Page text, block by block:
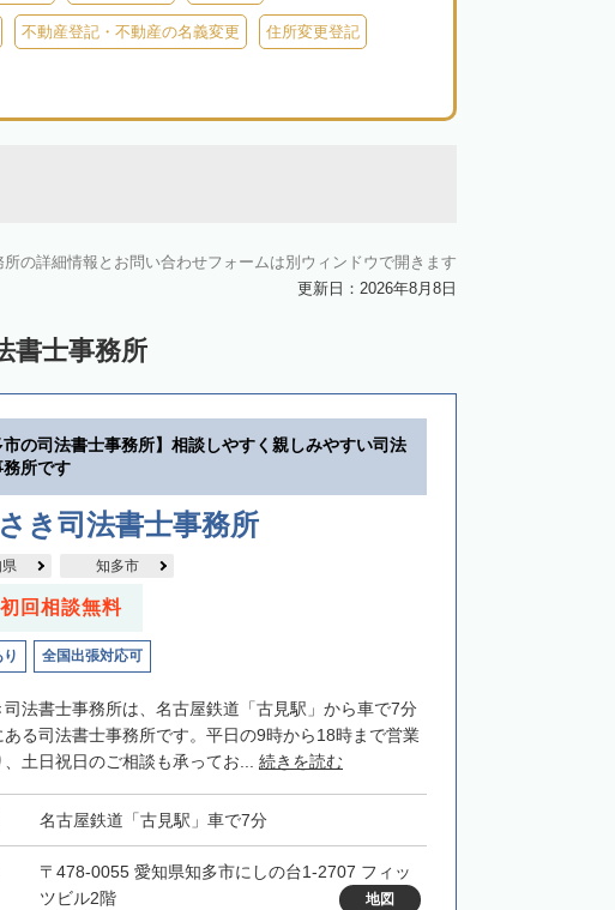
不動産登記・不動産の名義変更 住所変更登記
所の詳細情報とお問い合わせフォームは別ウィンドウで開きます
更新日：2026年8月8日
書士事務所
市の司法書士事務所】相談しやすく親しみやすい司法
所です
き司法書士事務所
知多市
初回相談無料
全国出張対応可
司法書士事務所は、名古屋鉄道「古見駅」から車で7分
ある司法書士事務所です。平日の9時から18時まで営業
、土日祝日のご相談も承ってお... 続きを読む
名古屋鉄道「古見駅」車で7分
〒478-0055 愛知県知多市にしの台1-2707 フィッ
ツビル2階
地図